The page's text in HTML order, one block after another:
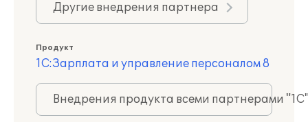
Другие внедрения партнера
Продукт
1С:Зарплата и управление персоналом 8
Внедрения продукта всеми партнерами